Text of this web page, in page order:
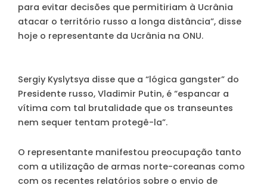
para evitar decisões que permitiriam à Ucrânia
atacar o território russo a longa distância”, disse
hoje o representante da Ucrânia na ONU.
Sergiy Kyslytsya disse que a “lógica gangster” do
Presidente russo, Vladimir Putin, é “espancar a
vítima com tal brutalidade que os transeuntes
nem sequer tentam protegê-la”.
O representante manifestou preocupação tanto
com a utilização de armas norte-coreanas como
com os recentes relatórios sobre o envio de